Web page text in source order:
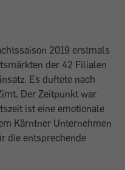
2019 erstmals
der 42 Filialen
Es duftete nach
Der Zeitpunkt war
ist eine emotionale
Kärntner Unter­nehmen
die entsprechende